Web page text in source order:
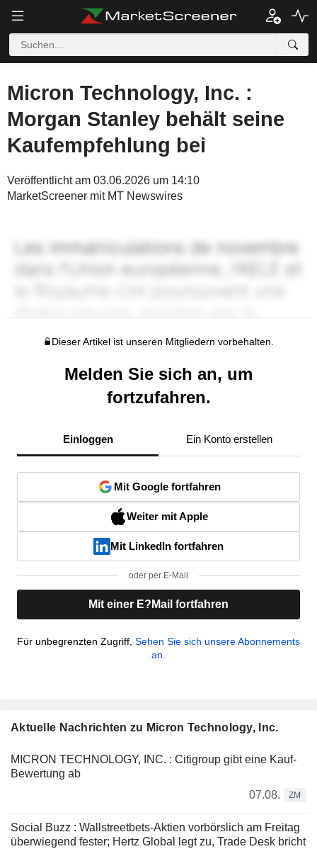
Micron Technology, Inc. :
Morgan Stanley behält seine
Kaufempfehlung bei
Veröffentlicht am 03.06.2026 um 14:10
MarketScreener mit MT Newswires
Dieser Artikel ist unseren Mitgliedern vorbehalten.
Melden Sie sich an, um
fortzufahren.
Einloggen Ein Konto erstellen
Mit Google fortfahren
Weiter mit Apple
Mit LinkedIn fortfahren
oder per E-Mail
Mit einer E?Mail fortfahren
Für unbegrenzten Zugriff, Sehen Sie sich unsere Abonnements
an.
Aktuelle Nachrichten zu Micron Technology, Inc.
MICRON TECHNOLOGY, INC. : Citigroup gibt eine Kauf-
Bewertung ab
07.08.
ZM
Social Buzz : Wallstreetbets-Aktien vorbörslich am Freitag
überwiegend fester; Hertz Global legt zu, Trade Desk bricht